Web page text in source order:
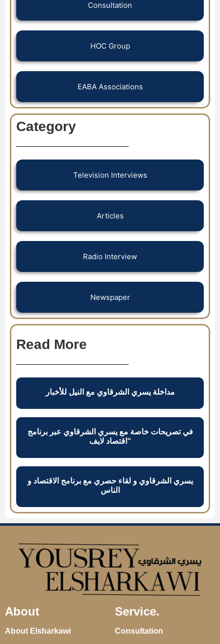
Consultation
HOC Group
EABA Associations
Category
Television Interviews
Articles
Radio Interview
Newspaper
Read More
مداخلة يسري الشرقاوي مع النيل للأخبار
في تصريحات خاصة مع يسري الشرقاوي عبر برنامج
“اقتصاد لايف
يسري الشرقاوي و لقاء حصري مع برنامج الاقتصاد و
الناس
About
About Elsharkawi
Service.
Consultation